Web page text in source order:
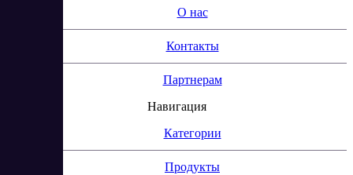
О нас
Контакты
Партнерам
Навигация
Категории
Продукты